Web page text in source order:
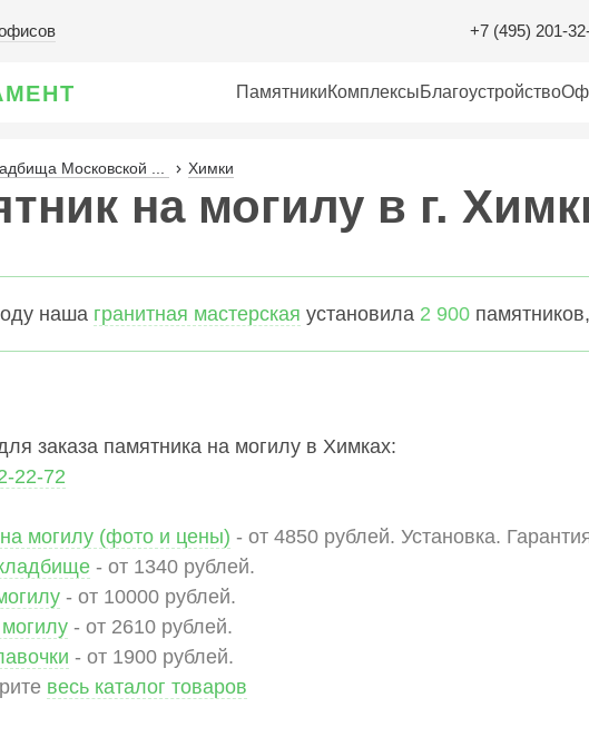
+7 (495) 201-
ПамятникиКомплексыБлагоустройство
Московской ... Химки
на могилу в г.
наша гранитная мастерская установила 2 900 памятников,
заказа памятника на могилу в Химках:
22-72
могилу (фото и цены) - от 4850 рублей. Установка.
- от 1340 рублей.
- от 10000 рублей.
- от 2610 рублей.
- от 1900 рублей.
весь каталог товаров